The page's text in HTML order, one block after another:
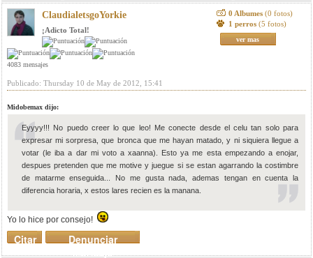
ClaudialetsgoYorkie
¡Adicto Total!
4083 mensajes
0 Albumes (0 fotos)
1 perros (5 fotos)
ver mas
Publicado: Thursday 10 de May de 2012, 15:41
Midobemax dijo:
Eyyyy!!! No puedo creer lo que leo! Me conecte desde el celu tan solo para
expresar mi sorpresa, que bronca que me hayan matado, y ni siquiera llegue a
votar (le iba a dar mi voto a xaanna). Esto ya me esta empezando a enojar,
despues pretenden que me motive y juegue si se estan agarrando la costimbre
de matarme enseguida... No me gusta nada, ademas tengan en cuenta la
diferencia horaria, x estos lares recien es la manana.
Yo lo hice por consejo!
Denunciar
mensaje
Citar